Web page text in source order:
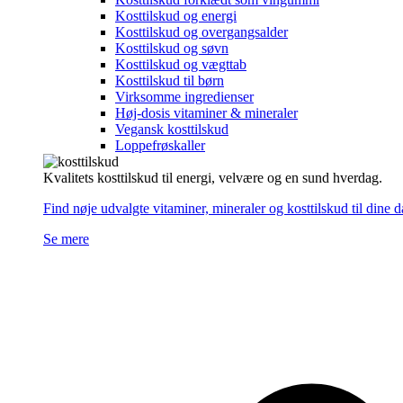
Kosttilskud og energi
Kosttilskud og overgangsalder
Kosttilskud og søvn
Kosttilskud og vægttab
Kosttilskud til børn
Virksomme ingredienser
Høj-dosis vitaminer & mineraler
Vegansk kosttilskud
Loppefrøskaller
Kvalitets kosttilskud til energi, velvære og en sund hverdag.
Find nøje udvalgte vitaminer, mineraler og kosttilskud til dine
Se mere